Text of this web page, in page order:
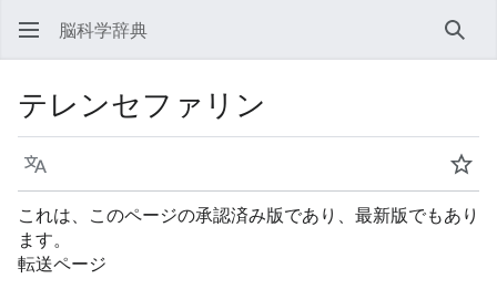
脳科学辞典 検索
テレンセファリン
言語
ウ
これは、このページの承認済み版であり、最新版でもあり
ます。
転送ページ